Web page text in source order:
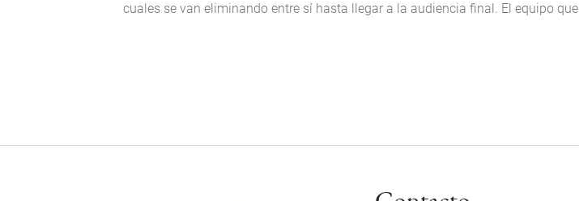
cuales se van eliminando entre sí hasta llegar a la audiencia final. El equipo